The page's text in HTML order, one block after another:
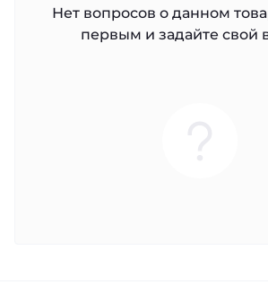
Нет вопросов о данном
первым и задайте свой